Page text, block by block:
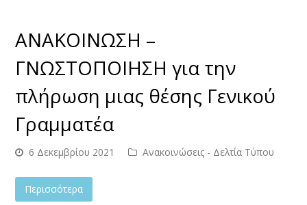
ΑΝΑΚΟΙΝΩΣΗ –
ΓΝΩΣΤΟΠΟΙΗΣΗ για την
πλήρωση μιας θέσης Γενικού
Γραμματέα
6 Δεκεμβρίου 2021 Ανακοινώσεις - Δελτία Τύπου
Περισσότερα